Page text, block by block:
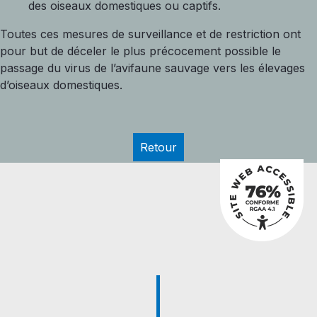
des oiseaux domestiques ou captifs.
Toutes ces mesures de surveillance et de restriction ont
pour but de déceler le plus précocement possible le
passage du virus de l’avifaune sauvage vers les élevages
d’oiseaux domestiques.
Retour